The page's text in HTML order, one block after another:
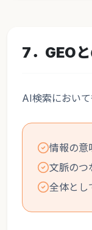
7．GEO
AI検索において
情報の意
文脈のつ
全体とし